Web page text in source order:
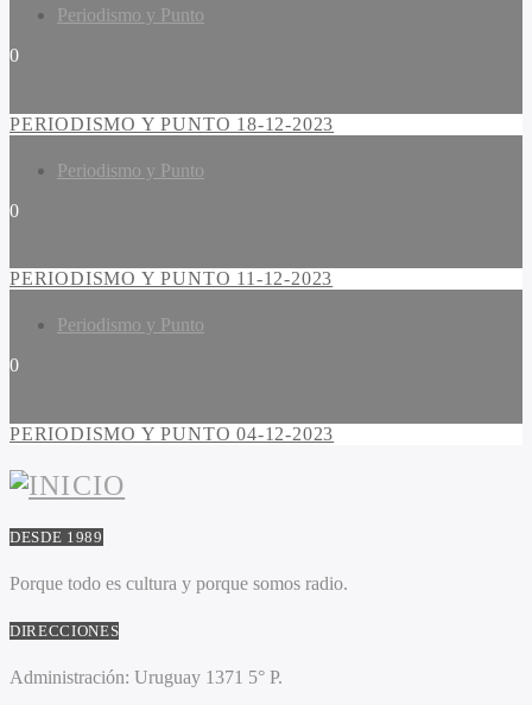
Periodismo y Punto
0
PERIODISMO Y PUNTO 18-12-2023
Periodismo y Punto
0
PERIODISMO Y PUNTO 11-12-2023
Periodismo y Punto
0
PERIODISMO Y PUNTO 04-12-2023
DESDE 1989
Porque todo es cultura y porque somos radio.
DIRECCIONES
Administración: Uruguay 1371 5° P.